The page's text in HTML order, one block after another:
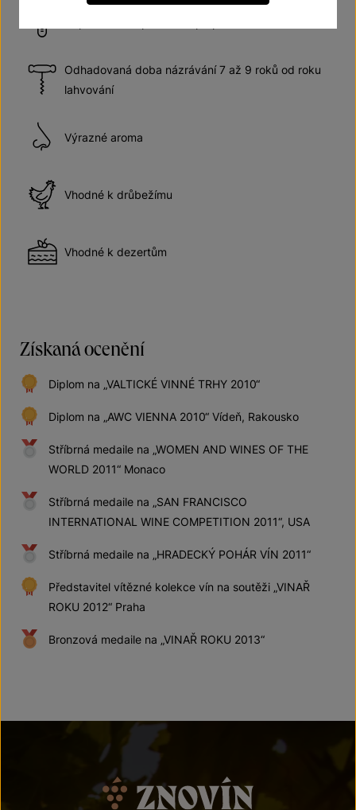
Odhadovaná doba názrávání 7 až 9 roků od roku
lahvování
Výrazné aroma
Vhodné k drůbežímu
Vhodné k dezertům
Získaná ocenění
Diplom na „VALTICKÉ VINNÉ TRHY 2010“
Diplom na „AWC VIENNA 2010“ Vídeň, Rakousko
Stříbrná medaile na „WOMEN AND WINES OF THE
WORLD 2011“ Monaco
Stříbrná medaile na „SAN FRANCISCO
INTERNATIONAL WINE COMPETITION 2011“, USA
Stříbrná medaile na „HRADECKÝ POHÁR VÍN 2011“
Představitel vítězné kolekce vín na soutěži „VINAŘ
ROKU 2012“ Praha
Bronzová medaile na „VINAŘ ROKU 2013“